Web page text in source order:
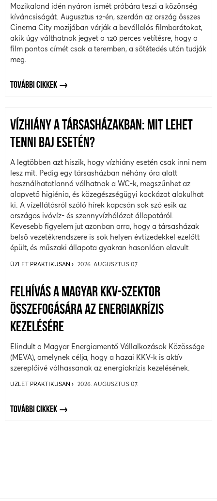
Mozikaland idén nyáron ismét próbára teszi a közönség
kíváncsiságát. Augusztus 12-én, szerdán az ország összes
Cinema City mozijában várják a bevállalós filmbarátokat,
akik úgy válthatnak jegyet a 120 perces vetítésre, hogy a
film pontos címét csak a teremben, a sötétedés után tudják
meg.
TOVÁBBI CIKKEK
VÍZHIÁNY A TÁRSASHÁZAKBAN: MIT LEHET
TENNI BAJ ESETÉN?
A legtöbben azt hiszik, hogy vízhiány esetén csak inni nem
lesz mit. Pedig egy társasházban néhány óra alatt
használhatatlanná válhatnak a WC-k, megszűnhet az
alapvető higiénia, és közegészségügyi kockázat alakulhat
ki. A vízellátásról szóló hírek kapcsán sok szó esik az
országos ivóvíz- és szennyvízhálózat állapotáról.
Kevesebb figyelem jut azonban arra, hogy a társasházak
belső vezetékrendszere is sok helyen évtizedekkel ezelőtt
épült, és műszaki állapota gyakran hasonlóan elavult.
ÜZLET PRAKTIKUSAN 2026. AUGUSZTUS 07.
FELHÍVÁS A MAGYAR KKV-SZEKTOR
ÖSSZEFOGÁSÁRA AZ ENERGIAKRÍZIS
KEZELÉSÉRE
Elindult a Magyar Energiamentő Vállalkozások Közössége
(MEVA), amelynek célja, hogy a hazai KKV-k is aktív
szereplőivé válhassanak az energiakrízis kezelésének.
ÜZLET PRAKTIKUSAN 2026. AUGUSZTUS 07.
TOVÁBBI CIKKEK